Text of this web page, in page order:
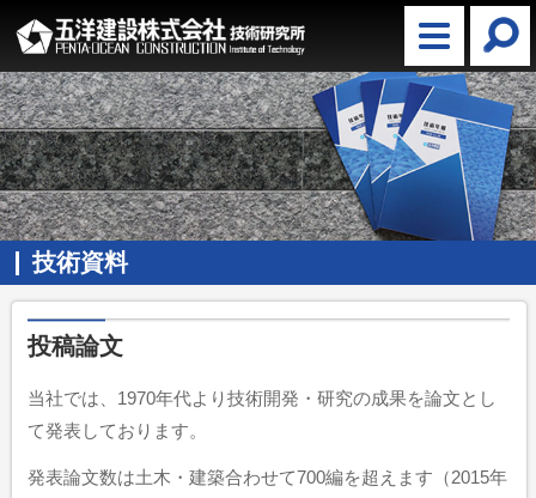
技術資料
投稿論文
当社では、1970年代より技術開発・研究の成果を論文とし
て発表しております。
発表論文数は土木・建築合わせて700編を超えます（2015年